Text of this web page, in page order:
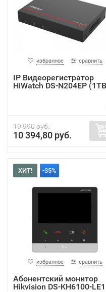
избранное сравнить
IP Видеорегистратор
HiWatch DS-N204EP
19 990 руб.
10 394,80 руб.
ХИТ! -35%
избранное сравнить
Абонентский монитор
Hikvision DS-KH6100-LE1